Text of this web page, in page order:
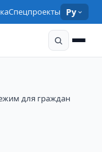
Спецпроекты Ру
для граждан